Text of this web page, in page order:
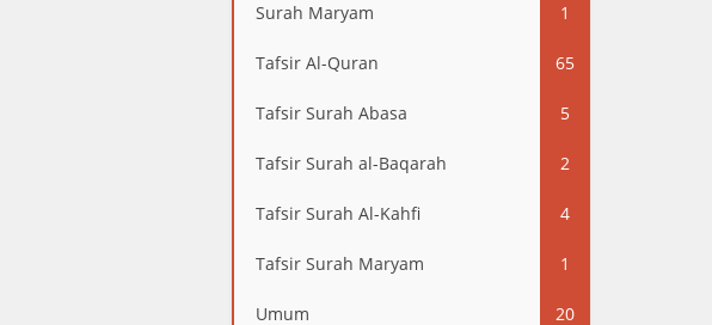
Surah Maryam 1
Tafsir Al-Quran 65
Tafsir Surah Abasa 5
Tafsir Surah al-Baqarah 2
Tafsir Surah Al-Kahfi 4
Tafsir Surah Maryam 1
Umum 20